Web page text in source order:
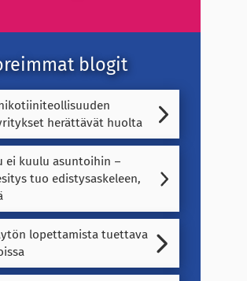
blogit
herättävät huolta
ei kuulu asuntoihin –
tuo edistysaskeleen,
lopettamista tuettava